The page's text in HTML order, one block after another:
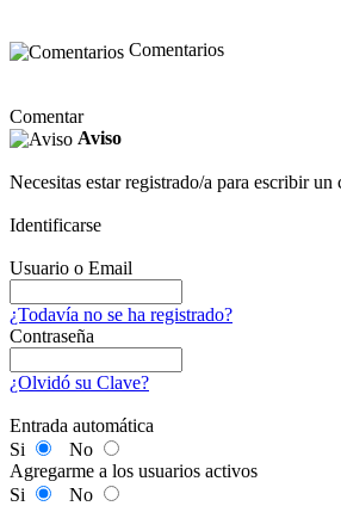
Comentarios
Comentar
Aviso
Necesitas estar registrado/a para escribir un
Identificarse
Usuario o Email
¿Todavía no se ha registrado?
Contraseña
¿Olvidó su Clave?
Entrada automática
Si
No
Agregarme a los usuarios activos
Si
No